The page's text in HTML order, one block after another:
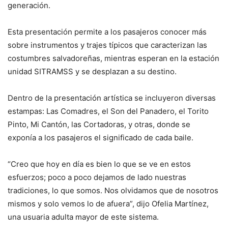
generación.
Esta presentación permite a los pasajeros conocer más
sobre instrumentos y trajes típicos que caracterizan las
costumbres salvadoreñas, mientras esperan en la estación
unidad SITRAMSS y se desplazan a su destino.
Dentro de la presentación artística se incluyeron diversas
estampas: Las Comadres, el Son del Panadero, el Torito
Pinto, Mi Cantón, las Cortadoras, y otras, donde se
exponía a los pasajeros el significado de cada baile.
“Creo que hoy en día es bien lo que se ve en estos
esfuerzos; poco a poco dejamos de lado nuestras
tradiciones, lo que somos. Nos olvidamos que de nosotros
mismos y solo vemos lo de afuera”, dijo Ofelia Martínez,
una usuaria adulta mayor de este sistema.